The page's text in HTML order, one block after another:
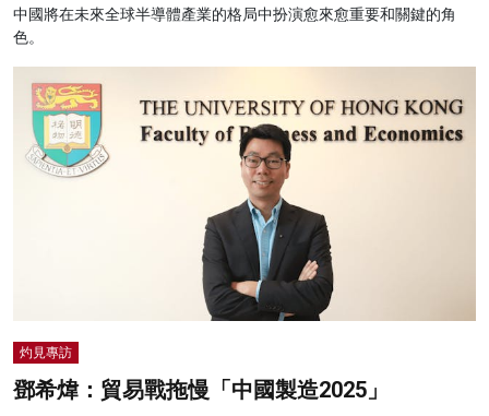
中國將在未來全球半導體產業的格局中扮演愈來愈重要和關鍵的角
色。
灼見專訪
鄧希煒：貿易戰拖慢「中國製造2025」